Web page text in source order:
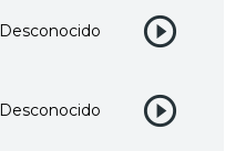
Desconocido
Desconocido